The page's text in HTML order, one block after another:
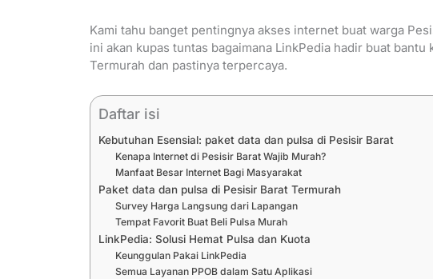
Kami tahu banget pentingnya akses internet buat warga
ini akan kupas tuntas bagaimana LinkPedia hadir buat
Termurah dan pastinya terpercaya.
Daftar isi
Kebutuhan Esensial: paket data dan pulsa di Pesisir Barat
Kenapa Internet di Pesisir Barat Wajib Murah?
Manfaat Besar Internet Bagi Masyarakat
Paket data dan pulsa di Pesisir Barat Termurah
Survey Harga Langsung dari Lapangan
Tempat Favorit Buat Beli Pulsa Murah
LinkPedia: Solusi Hemat Pulsa dan Kuota
Keunggulan Pakai LinkPedia
Semua Layanan PPOB dalam Satu Aplikasi